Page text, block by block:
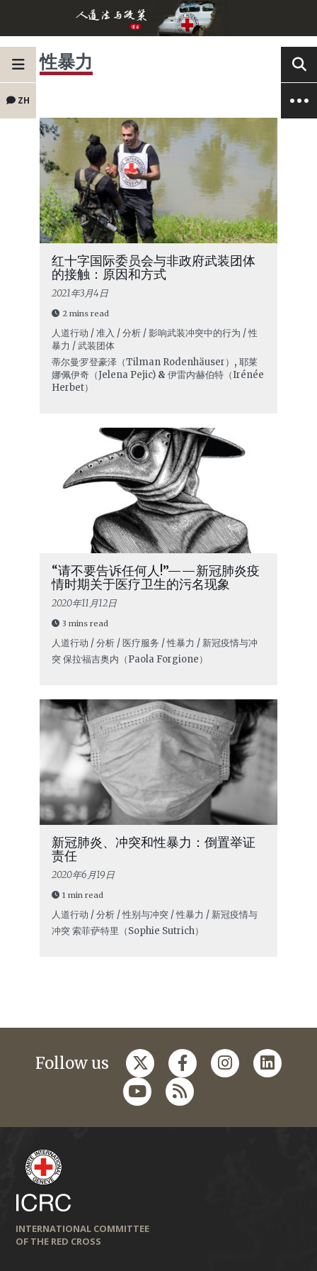
ZH
性暴力
红十字国际委员会与非政府武装团体
的接触：原因和方式
2021年3月4日
2 mins read
人道行动 / 准入 / 分析 / 影响武装冲突中的行为 / 性
暴力 / 武装团体
蒂尔曼·罗登豪泽（Tilman Rodenhäuser） , 耶莱
娜·佩伊奇（Jelena Pejic)& 伊雷内·赫伯特（Irénée
Herbet）
“请不要告诉任何人!”——新冠肺炎疫
情时期关于医疗卫生的污名现象
2020年11月12日
3 mins read
人道行动 / 分析 / 医疗服务 / 性暴力 / 新冠疫情与冲
突保拉·福吉奥内（Paola Forgione）
新冠肺炎、冲突和性暴力：倒置举证
责任
2020年6月19日
1 min read
人道行动 / 分析 / 性别与冲突 / 性暴力 / 新冠疫情与
冲突索菲·萨特里（Sophie Sutrich）
Follow us
INTERNATIONAL COMMITTEE
OF THE RED CROSS